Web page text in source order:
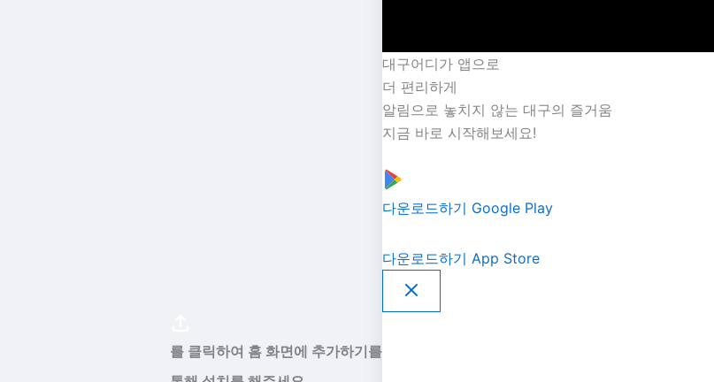
대구어디가 앱으로
더 편리하게
알림으로 놓치지 않는 대구의 즐거움
지금 바로 시작해보세요!
다운로드하기 Google Play
다운로드하기 App Store
를 클릭하여 홈 화면에 추가하기를